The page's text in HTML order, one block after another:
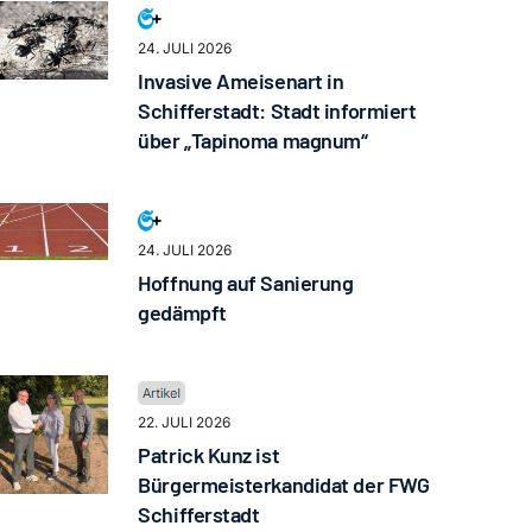
24. JULI 2026
Invasive Ameisenart in
Schifferstadt: Stadt informiert
über „Tapinoma magnum“
24. JULI 2026
Hoffnung auf Sanierung
gedämpft
22. JULI 2026
Patrick Kunz ist
Bürgermeisterkandidat der FWG
Schifferstadt